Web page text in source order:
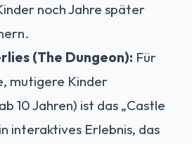
noch Jahre später
(The Dungeon): Für
mutigere Kinder
10 Jahren) ist das „Castle
interaktives Erlebnis, das